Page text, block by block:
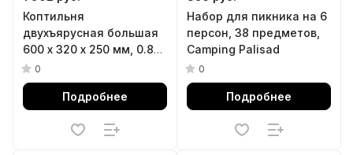
Коптильня
двухъярусная большая
600 х 320 х 250 мм, 0.8
мм, с поддоном,
Camping Palisad
0
Подробнее
Набор для пикника на 6
персон, 38 предметов,
Camping Palisad
0
Подробнее